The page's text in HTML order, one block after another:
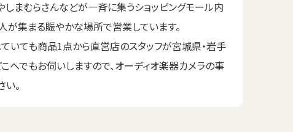
しまむらさんなどが一斉に集うショッピングモール内
が集まる賑やかな場所で営業しています。
ていても商品1点から直営店のスタッフが宮城県・岩手
へでもお伺いしますので、オーディオ楽器カメラの事
。